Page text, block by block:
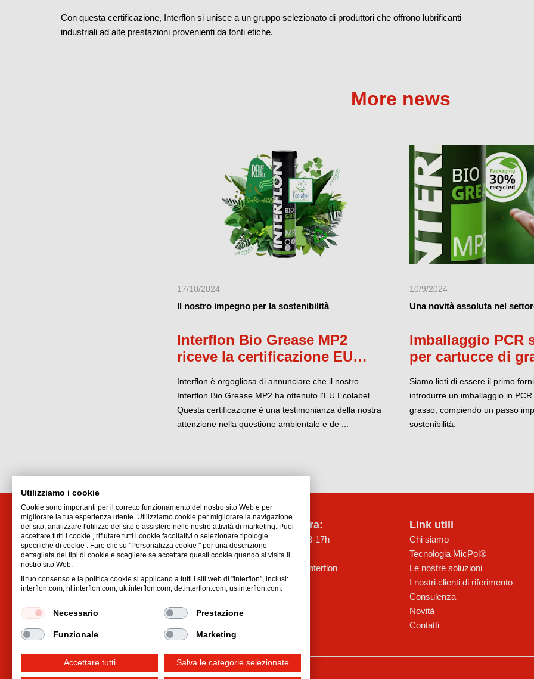
Con questa certificazione, Interflon si unisce a un gruppo selezionato di produttori che offrono lubrificanti
industriali ad alte prestazioni provenienti da fonti etiche.
More news
17/10/2024
Il nostro impegno per la sostenibilità
Interflon Bio Grease MP2
riceve la certificazione EU
Interflon è orgogliosa di annunciare che il nostro
Interflon Bio Grease MP2 ha ottenuto l'EU Ecolabel.
Questa certificazione è una testimonianza della nostra
attenzione nella questione ambientale e de ...
10/9/2024
Una novità assoluta nel
Imballaggio PCR
per cartucce di
Siamo lieti di essere il primo
introdurre un imballaggio in
grasso, compiendo un passo
sostenibilità.
Interflon (Schweiz) AG
Verenastrasse 4b
8832 Wollerau SZ
Svizzera
Email:info.ch@interflon.com
Orari di apertura:
Lun. - Gio. 8-12h 13-17h
Ven. 8-12h 13-16h
Ordinare i prodotti interflon
Link utili
Chi siamo
Tecnologia MicPol®
Le nostre soluzioni
I nostri clienti di riferimento
Consulenza
Novità
Contatti
Utilizziamo i cookie
Cookie sono importanti per il corretto funzionamento del nostro sito Web e per
migliorare la tua esperienza utente. Utilizziamo cookie per migliorare la navigazione
del sito, analizzare l'utilizzo del sito e assistere nelle nostre attività di marketing. Puoi
accettare tutti i cookie , rifiutare tutti i cookie facoltativi o selezionare tipologie
specifiche di cookie . Fare clic su "Personalizza cookie " per una descrizione
dettagliata dei tipi di cookie e scegliere se accettare questi cookie quando si visita il
nostro sito Web.
Il tuo consenso e la politica cookie si applicano a tutti i siti web di "Interflon", inclusi:
interflon.com, nl.interflon.com, uk.interflon.com, de.interflon.com, us.interflon.com.
Necessario Prestazione
Funzionale Marketing
Accettare tutti Salva le categorie selezionate